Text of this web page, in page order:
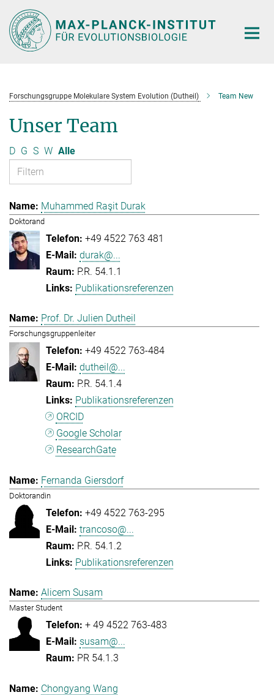
Hauptinhalt
Forschungsgruppe Molekulare System Evolution (Dutheil) Team New
Unser Team
D G S W Alle
Muhammed Raşit Durak
Doktorand
+49 4522 763 481
durak@...
P.R. 54.1.1
Publikationsreferenzen
Prof. Dr. Julien Dutheil
Forschungsgruppenleiter
+49 4522 763-484
dutheil@...
P.R. 54.1.4
Publikationsreferenzen
ORCID
Google Scholar
ResearchGate
Fernanda Giersdorf
Doktorandin
+49 4522 763-295
trancoso@...
P.R. 54.1.2
Publikationsreferenzen
Alicem Susam
Master Student
+ 49 4522 763-483
susam@...
PR 54.1.3
Chongyang Wang